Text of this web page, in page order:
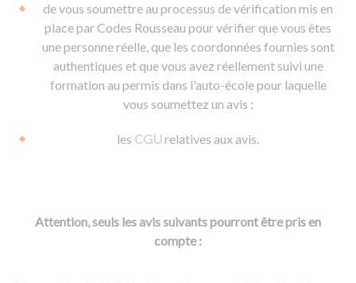
de vous soumettre au processus de vérification mis en
place par Codes Rousseau pour vérifier que vous êtes
une personne réelle, que les coordonnées fournies sont
authentiques et que vous avez réellement suivi une
formation au permis dans l'auto-école pour laquelle
vous soumettez un avis ;
les CGUrelatives aux avis.
Attention, seuls les avis suivants pourront être pris en
compte :